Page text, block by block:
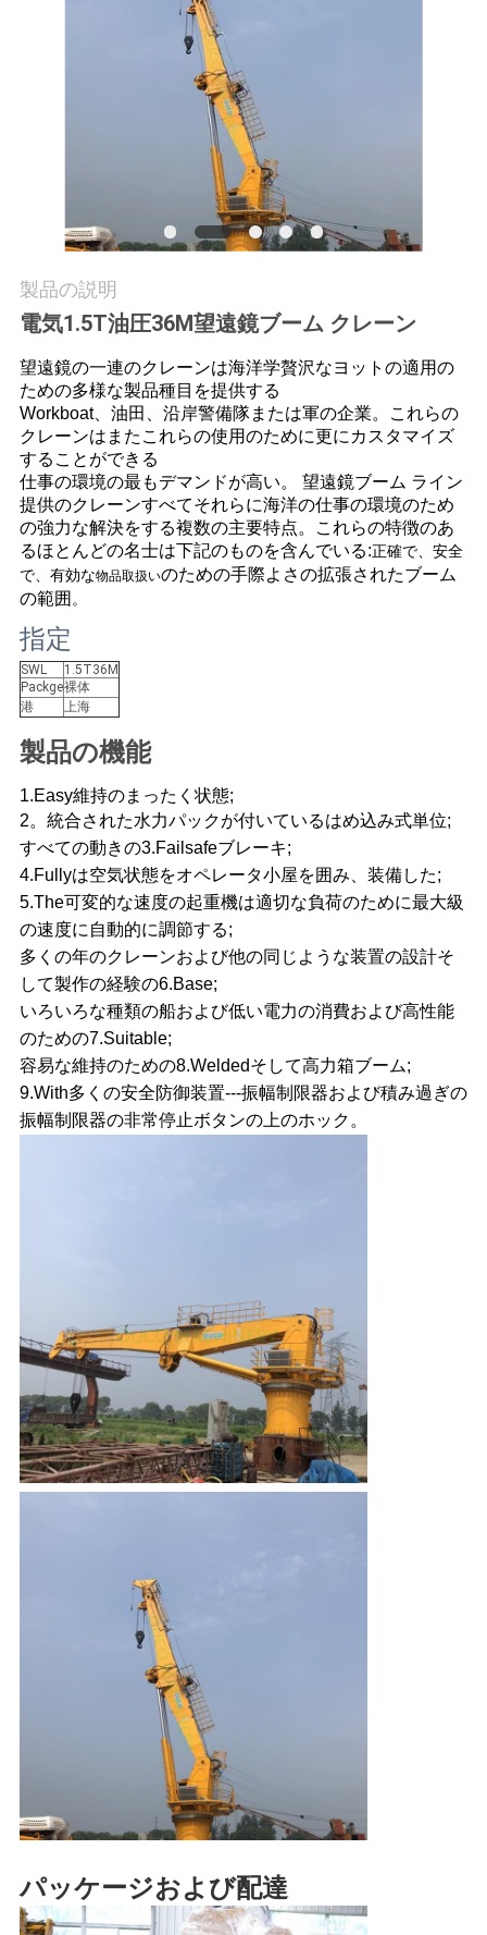
ア
ー
品
質
管
理
ニ
ュ
ー
ス
事
件
CONTACT
US
地
図
シ
ポ
リ
製品の説明
電気1.5T油圧36M望遠鏡ブーム クレーン
望遠鏡の一連のクレーンは海洋学贅沢なヨットの適用の
ための多様な製品種目を提供する
Workboat、油田、沿岸警備隊または軍の企業。これらの
クレーンはまたこれらの使用のために更にカスタマイズ
することができる
仕事の環境の最もデマンドが高い。 望遠鏡ブーム ライン
提供のクレーンすべてそれらに海洋の仕事の環境のため
の強力な解決をする複数の主要特点。これらの特徴のあ
るほとんどの名士は下記のものを含んでいる:正確で、安全
で、有効な物品取扱いのための手際よさの拡張されたブーム
の範囲 。
指定
SWL
1.5T36M
Packge裸体
港
上海
製品の機能
1.Easy維持のまったく状態;
2。統合された水力パックが付いているはめ込み式単位;
すべての動きの3.Failsafeブレーキ;
4.Fullyは空気状態をオペレータ小屋を囲み、装備した;
5.The可変的な速度の起重機は適切な負荷のために最大級
の速度に自動的に調節する;
多くの年のクレーンおよび他の同じような装置の設計そ
して製作の経験の6.Base;
いろいろな種類の船および低い電力の消費および高性能
のための7.Suitable;
容易な維持のための8.Weldedそして高力箱ブーム;
9.With多くの安全防御装置---振幅制限器および積み過ぎの
振幅制限器の非常停止ボタンの上のホック。
パッケージおよび配達